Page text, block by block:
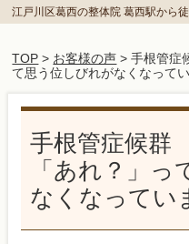
江戸川区葛西の整体院 葛西駅から
TOP > お客様の声 > 手根管症
て思う位しびれがなくなって
手根管症候
「あれ？」
なくなってい